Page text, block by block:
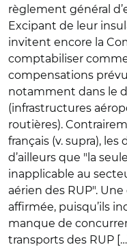
règlement général
Excipant de leur
invitent encore la
comptabiliser
compensations
notamment dans le
(infrastructures
routières).
français (v. supra),
d’ailleurs que "la
inapplicable au
aérien des RUP".
affirmée, puisqu’ils
manque de
transports des RUP